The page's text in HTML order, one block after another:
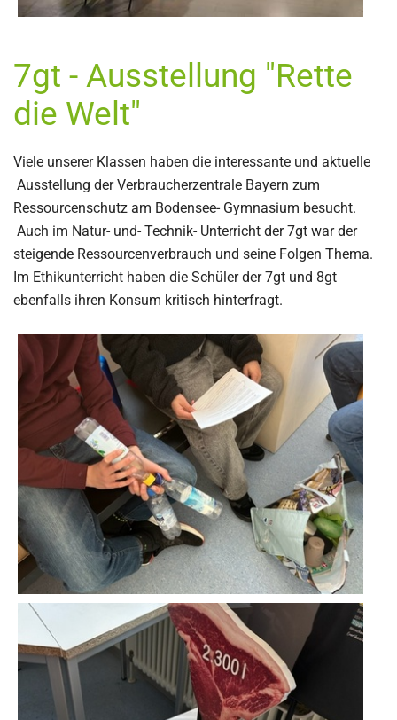
7gt - Ausstellung "Rette
die Welt"
Viele unserer Klassen haben die interessante und aktuelle
Ausstellung der Verbraucherzentrale Bayern zum
Ressourcenschutz am Bodensee- Gymnasium besucht.
Auch im Natur- und- Technik- Unterricht der 7gt war der
steigende Ressourcenverbrauch und seine Folgen Thema.
Im Ethikunterricht haben die Schüler der 7gt und 8gt
ebenfalls ihren Konsum kritisch hinterfragt.